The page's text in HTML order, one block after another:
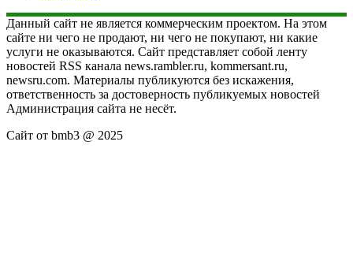
Данный сайт не является коммерческим проектом. На этом
сайте ни чего не продают, ни чего не покупают, ни какие
услуги не оказываются. Сайт представляет собой ленту
новостей RSS канала news.rambler.ru, kommersant.ru,
newsru.com. Материалы публикуются без искажения,
ответственность за достоверность публикуемых новостей
Администрация сайта не несёт.
Сайт от bmb3 @ 2025